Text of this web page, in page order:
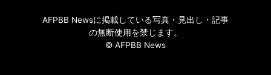
AFPBB Newsに掲載している写真・見出し・記事
の無断使用を禁じます。
© AFPBB News